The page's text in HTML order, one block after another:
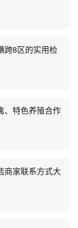
跨8区的实用检
、特色养殖合作
商家联系方式大